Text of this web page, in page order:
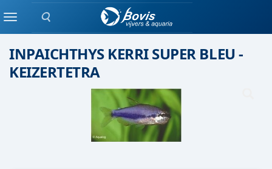
Zoeken
MenuScholenvis
INPAICHTHYS KERRI SUPER BLEU -
KEIZERTETRA